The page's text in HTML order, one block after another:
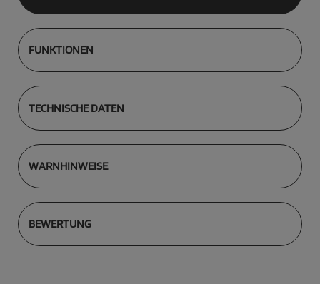
FUNKTIONEN
TECHNISCHE DATEN
WARNHINWEISE
BEWERTUNG